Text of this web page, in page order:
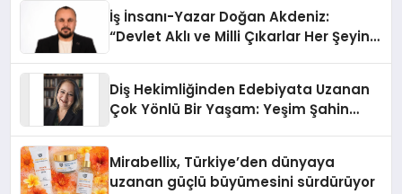
İş İnsanı-Yazar Doğan Akdeniz:
“Devlet Aklı ve Milli Çıkarlar Her Şeyin
Diş Hekimliğinden Edebiyata Uzanan
Çok Yönlü Bir Yaşam: Yeşim Şahin
Mirabellix, Türkiye’den dünyaya
uzanan güçlü büyümesini sürdürüyor